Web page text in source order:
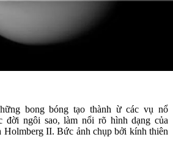
bong bóng tạo thành ừ các vụ nổ
đời ngôi sao, làm nổi rõ hình dạng của
Holmberg II. Bức ảnh chụp bởi kính thiên